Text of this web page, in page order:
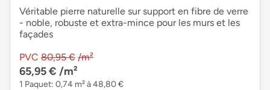
Véritable pierre naturelle sur support en fibre de verre
- noble, robuste et extra-mince pour les murs et les
façades
PVC 80,95 € /m²
65,95 € /m²
1 Paquet: 0,74 m² à 48,80 €